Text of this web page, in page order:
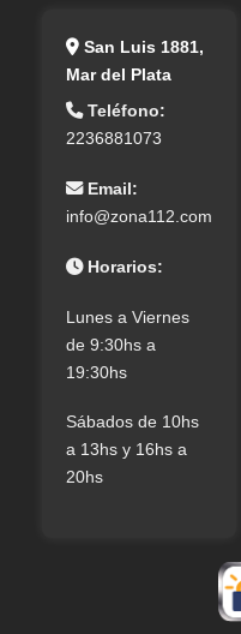
San Luis 1881,
Mar del Plata
Teléfono:
2236881073
Email:
info@zona112.com
Horarios:
Lunes a Viernes
de 9:30hs a
19:30hs
Sábados de 10hs
a 13hs y 16hs a
20hs